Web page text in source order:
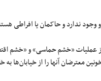
وجود ندارد و حاکمان یا افراطی
از عملیات «خشم حماسی» و
معترضان آنها را از خیابان‌ها به